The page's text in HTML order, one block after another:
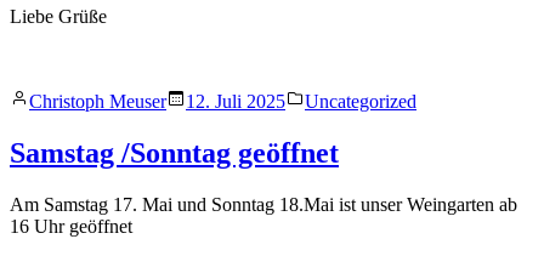
Liebe Grüße
Veröffentlicht
Christoph Meuser 12. Juli 2025
Veröffentlicht
Uncategorized
Samstag /Sonntag geöffnet
Am Samstag 17. Mai und Sonntag 18.Mai ist unser Weingarten ab
16 Uhr geöffnet